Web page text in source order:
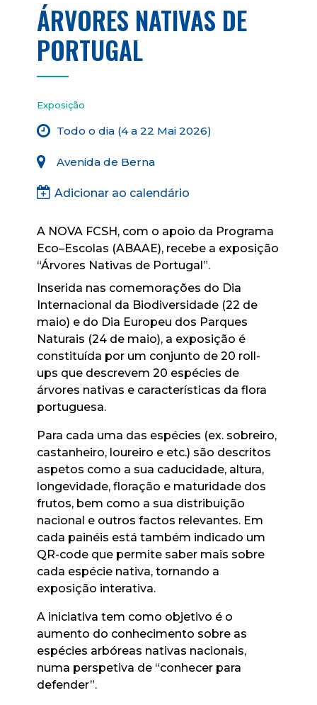
ÁRVORES NATIVAS DE
PORTUGAL
Exposição
Todo o dia (4 a 22 Mai 2026)
Avenida de Berna
Adicionar ao calendário
A NOVA FCSH, com o apoio da Programa
Eco–Escolas (ABAAE), recebe a exposição
“Árvores Nativas de Portugal”.
Inserida nas comemorações do Dia
Internacional da Biodiversidade (22 de
maio) e do Dia Europeu dos Parques
Naturais (24 de maio), a exposição é
constituída por um conjunto de 20 roll-
ups que descrevem 20 espécies de
árvores nativas e características da flora
portuguesa.
Para cada uma das espécies (ex. sobreiro,
castanheiro, loureiro e etc.) são descritos
aspetos como a sua caducidade, altura,
longevidade, floração e maturidade dos
frutos, bem como a sua distribuição
nacional e outros factos relevantes. Em
cada painéis está também indicado um
QR-code que permite saber mais sobre
cada espécie nativa, tornando a
exposição interativa.
A iniciativa tem como objetivo é o
aumento do conhecimento sobre as
espécies arbóreas nativas nacionais,
numa perspetiva de “conhecer para
defender”.